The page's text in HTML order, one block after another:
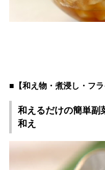
■【和え物・煮浸し・フ
和えるだけの簡単副
和え